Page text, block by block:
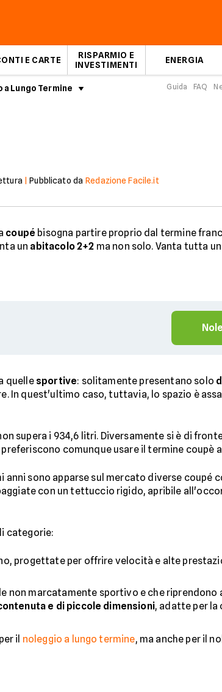
E CARTE
RISPARMIO E
INVESTIMENTI
ENERGIA
Lungo Termine Guida FAQ
|Pubblicato da Redazione Facile.it
coupé bisogna partire proprio dal termine
un abitacolo 2+2 ma non solo. Vanta tutta
quelle sportive: solitamente presentano solo
In quest'ultimo caso, tuttavia, lo spazio è
supera i 934,6 litri. Diversamente si è di
comunque usare il termine
sono apparse sul mercato diverse coupé
con un tettuccio rigido, apribile
categorie:
progettate per offrire velocità e alte
non marcatamente sportivo e che riprendono
e di piccole dimensioni, adatte per la
il noleggio a lungo termine, ma anche per il